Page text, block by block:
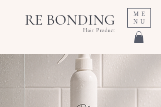
ME
NU
RE BONDING
Hair Product